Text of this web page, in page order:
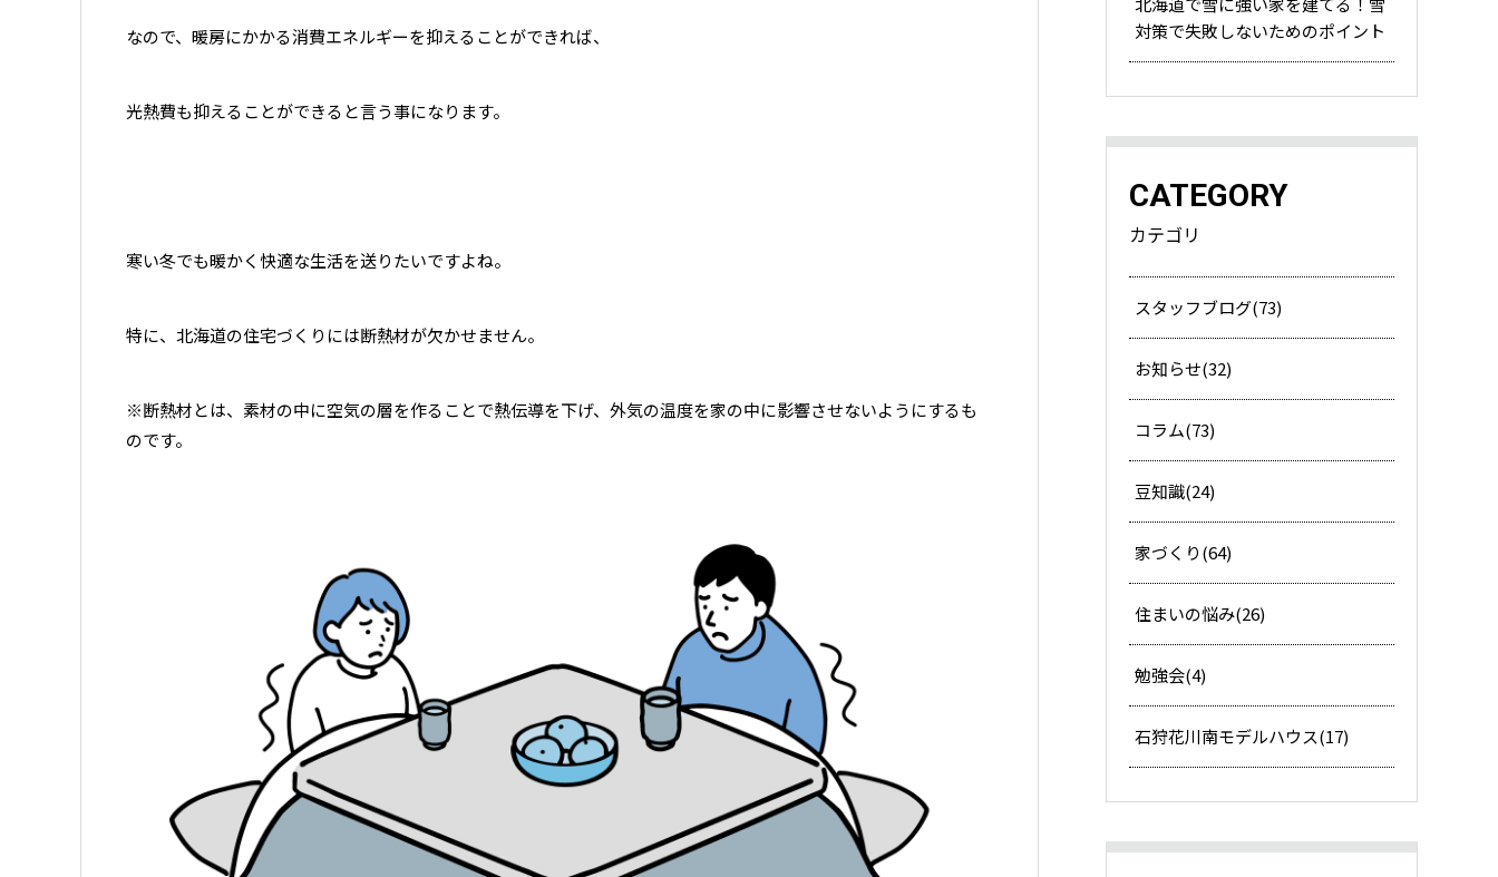
なので、暖房にかかる消費エネルギーを抑えることができれば、
光熱費も抑えることができると言う事になります。
寒い冬でも暖かく快適な生活を送りたいですよね。
特に、北海道の住宅づくりには断熱材が欠かせません。
※断熱材とは、素材の中に空気の層を作ることで熱伝導を下げ、外気の温度を家の中に影響させないようにするも
のです。
対策で失敗しないためのポイント
CATEGORY
カテゴリ
スタッフブログ(73)
お知らせ(32)
コラム(73)
豆知識(24)
家づくり(64)
住まいの悩み(26)
勉強会(4)
石狩花川南モデルハウス(17)